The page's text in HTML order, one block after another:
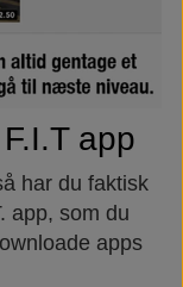
app
har du faktisk
app, som du
apps